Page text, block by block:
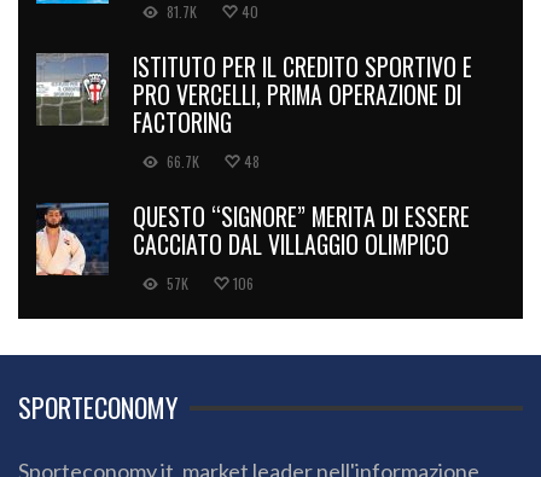
81.7K 40
ISTITUTO PER IL CREDITO SPORTIVO E
PRO VERCELLI, PRIMA OPERAZIONE DI
FACTORING
66.7K 48
QUESTO “SIGNORE” MERITA DI ESSERE
CACCIATO DAL VILLAGGIO OLIMPICO
57K 106
SPORTECONOMY
Sporteconomy.it, market leader nell'informazione